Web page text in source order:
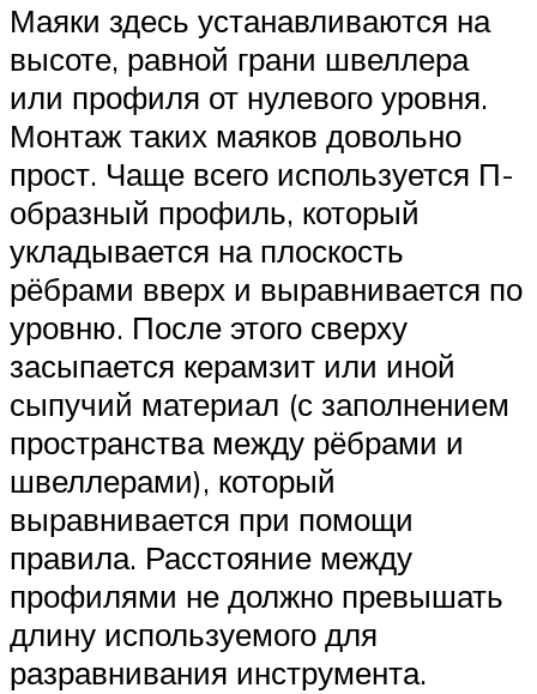
Маяки здесь устанавливаются на
высоте, равной грани швеллера
или профиля от нулевого уровня.
Монтаж таких маяков довольно
прост. Чаще всего используется П-
образный профиль, который
укладывается на плоскость
рёбрами вверх и выравнивается по
уровню. После этого сверху
засыпается керамзит или иной
сыпучий материал (с заполнением
пространства между рёбрами и
швеллерами), который
выравнивается при помощи
правила. Расстояние между
профилями не должно превышать
длину используемого для
разравнивания инструмента.